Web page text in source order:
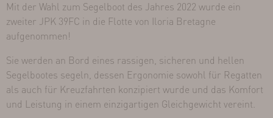
Mit der Wahl zum Segelboot des Jahres 2022 wurde ein
zweiter JPK 39FC in die Flotte von Iloria Bretagne
aufgenommen!
Sie werden an Bord eines rassigen, sicheren und hellen
Segelbootes segeln, dessen Ergonomie sowohl für Regatten
als auch für Kreuzfahrten konzipiert wurde und das Komfort
und Leistung in einem einzigartigen Gleichgewicht vereint.